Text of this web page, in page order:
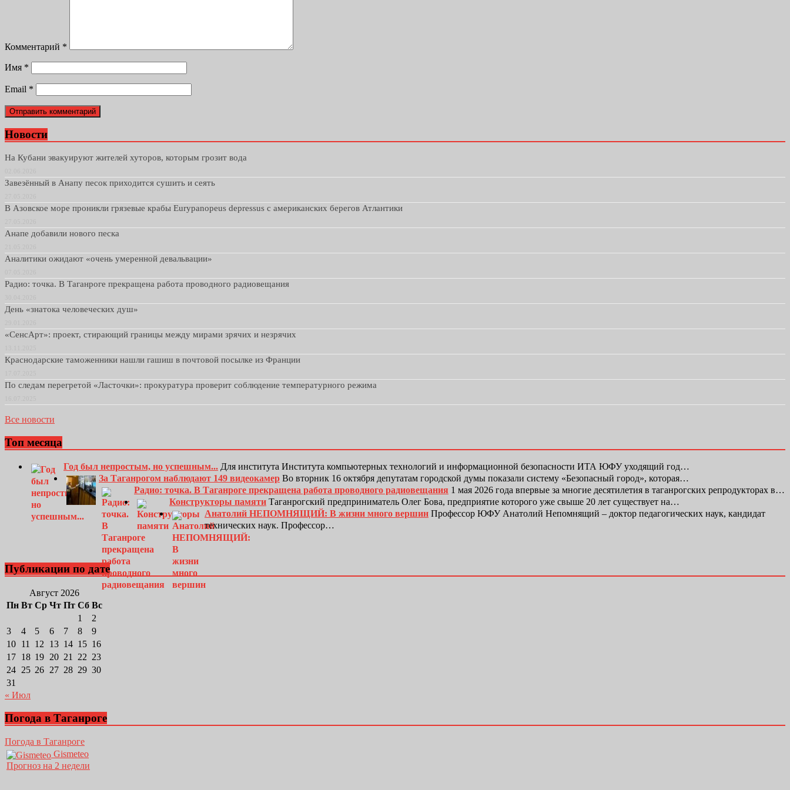
Комментарий *
Имя *
Email *
Новости
На Кубани эвакуируют жителей хуторов, которым грозит вода
Завезённый в Анапу песок приходится сушить и сеять
В Азовское море проникли грязевые крабы Eurypanopeus depressus с американских берегов Атлантики
Анапе добавили нового песка
Аналитики ожидают «очень умеренной девальвации»
Радио: точка. В Таганроге прекращена работа проводного радиовещания
День «знатока человеческих душ»
«СенсАрт»: проект, стирающий границы между мирами зрячих и незрячих
Краснодарские таможенники нашли гашиш в почтовой посылке из Франции
По следам перегретой «Ласточки»: прокуратура проверит соблюдение температурного режима
Все новости
Топ месяца
Год был непростым, но успешным... Для института Института компьютерных технологий и информационной безопасности ИТА ЮФУ уходящий год…
За Таганрогом наблюдают 149 видеокамер Во вторник 16 октября депутатам городской думы показали систему «Безопасный город», которая…
Радио: точка. В Таганроге прекращена работа проводного радиовещания 1 мая 2026 года впервые за многие десятилетия в таганрогских репродукторах в…
Конструкторы памяти Таганрогский предприниматель Олег Бова, предприятие которого уже свыше 20 лет существует на…
Анатолий НЕПОМНЯЩИЙ: В жизни много вершин Профессор ЮФУ Анатолий Непомнящий – доктор педагогических наук, кандидат
технических наук. Профессор…
Публикации по дате
Август 2026
Пн Вт Ср Чт Пт Сб Вс
1
2
3
4 5 6 7 8
9
10 11 12 13 14 15 16
17 18 19 20 21 22 23
24 25 26 27 28 29 30
31
« Июл
Погода в Таганроге
Погода в Таганроге
Gismeteo
Прогноз на 2 недели